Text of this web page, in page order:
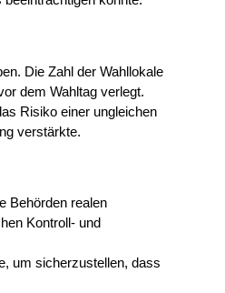
Die Zahl der Wahllokale
dem Wahltag verlegt.
Risiko einer ungleichen
verstärkte.
Behörden realen
Kontroll- und
um sicherzustellen, dass